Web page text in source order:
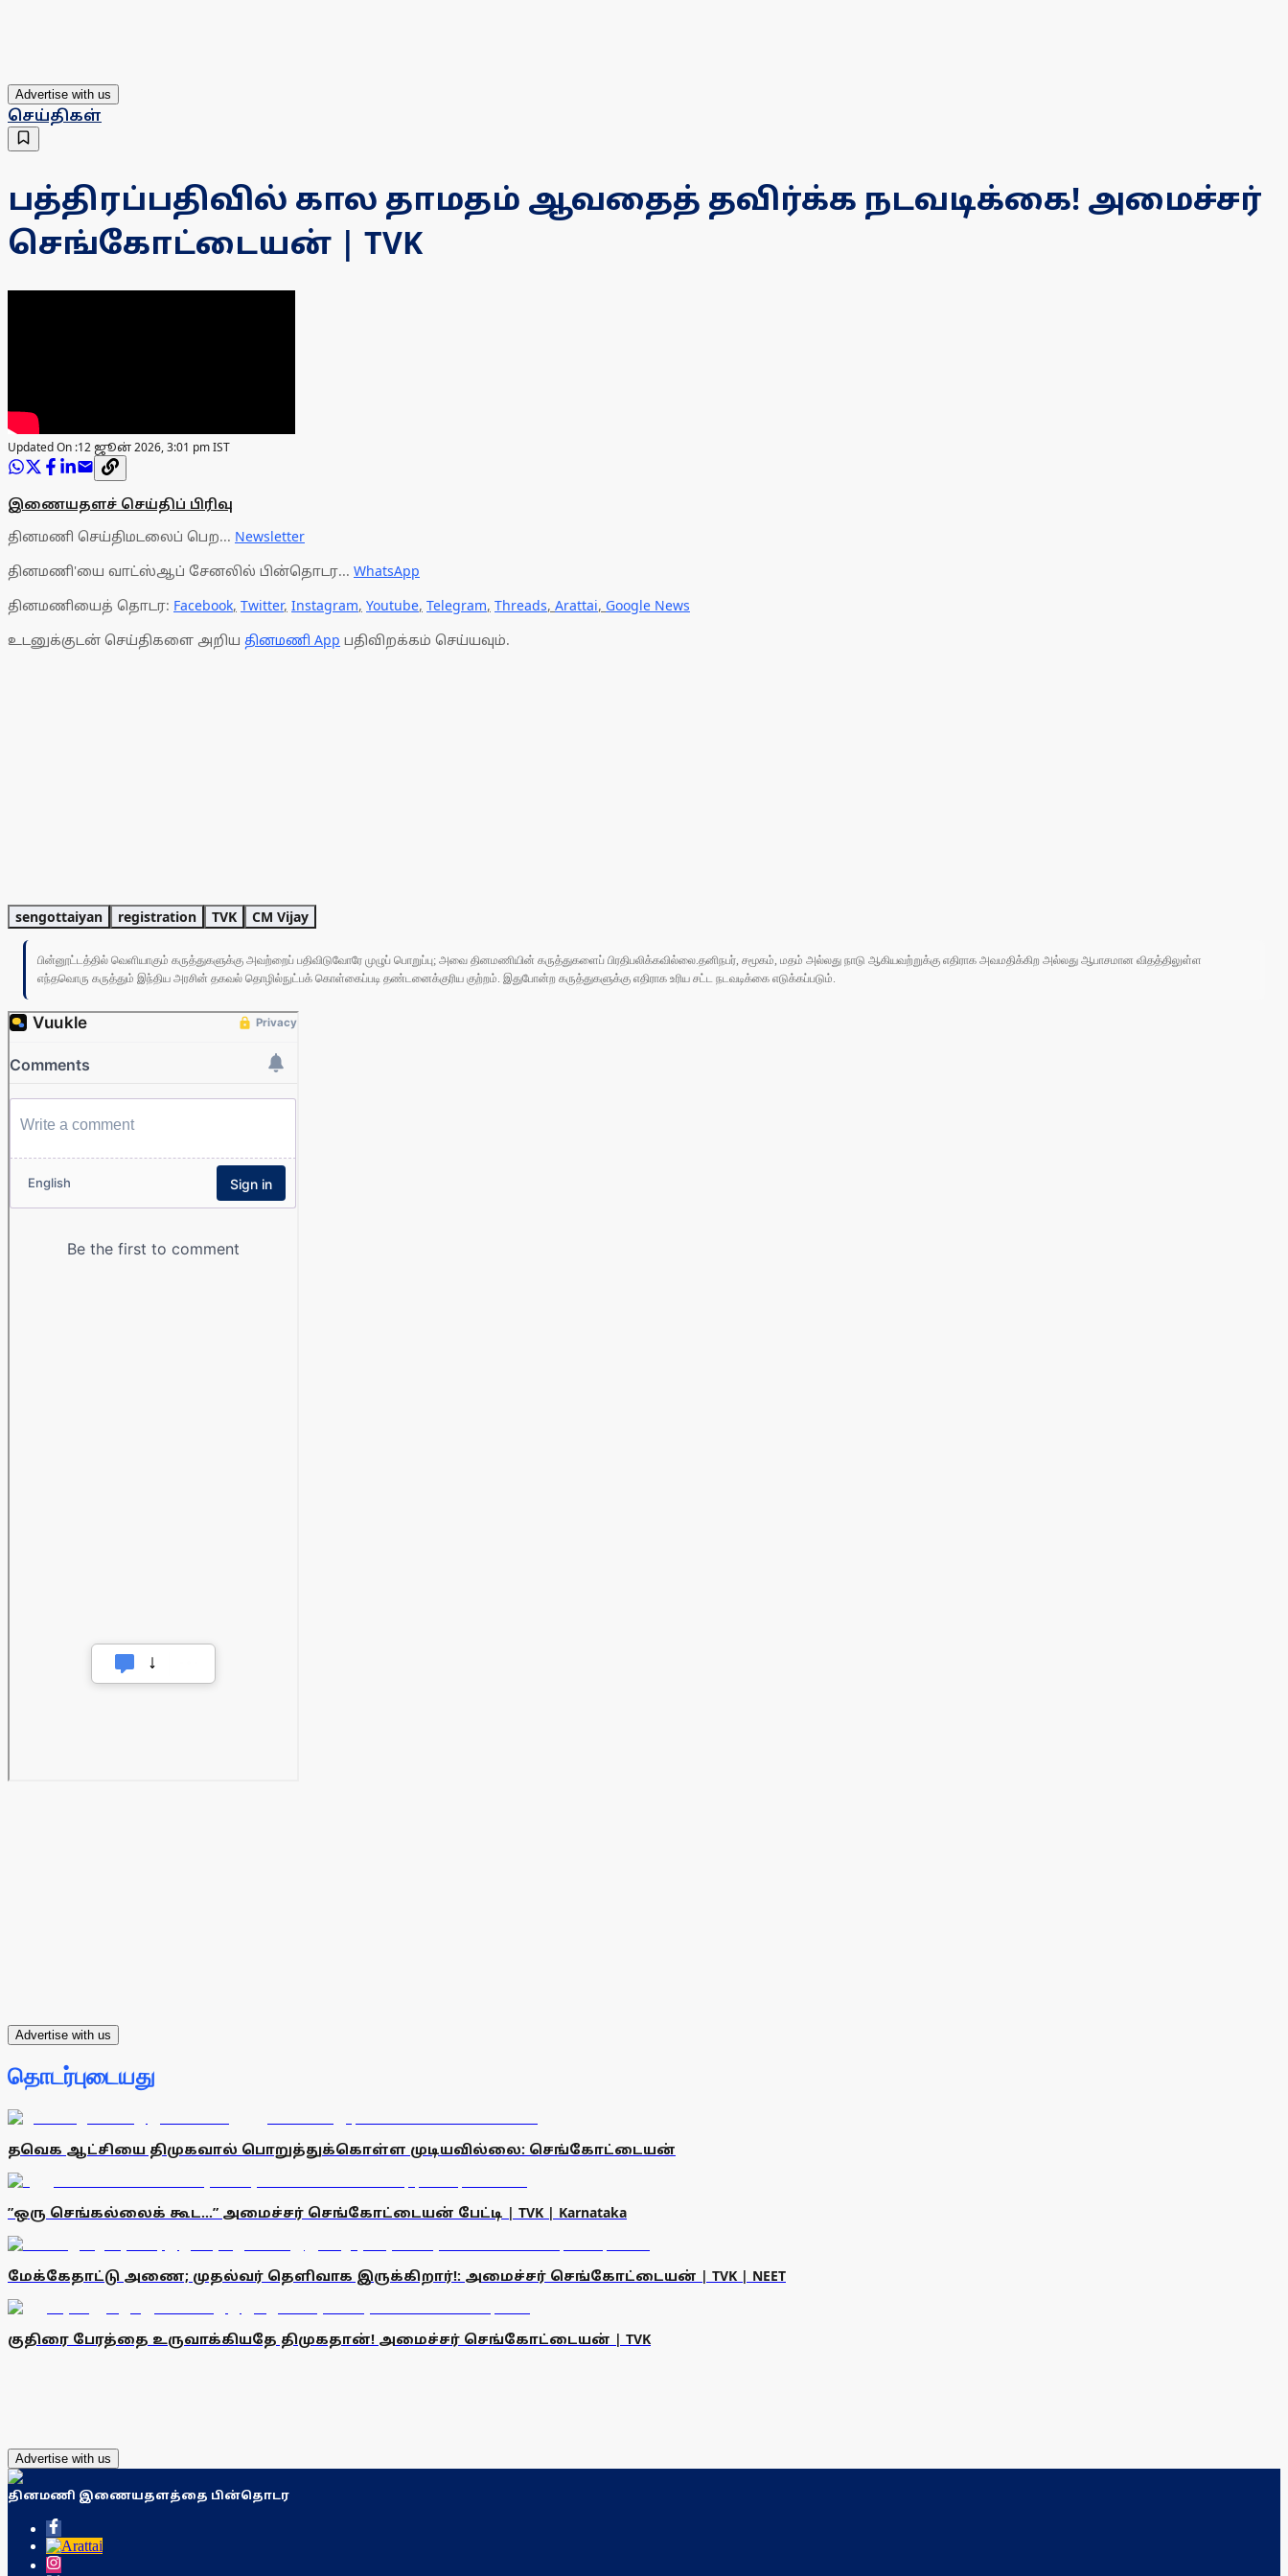
Advertise with us
செய்திகள்
பத்திரப்பதிவில் கால தாமதம் ஆவதைத் தவிர்க்க நடவடிக்கை! அமைச்சர்
செங்கோட்டையன் | TVK
Updated On :12 ஜூன் 2026, 3:01 pm IST
இணையதளச் செய்திப் பிரிவு
தினமணி செய்திமடலைப் பெற... Newsletter
தினமணி'யை வாட்ஸ்ஆப் சேனலில் பின்தொடர... WhatsApp
தினமணியைத் தொடர: Facebook, Twitter, Instagram, Youtube, Telegram, Threads, Arattai, Google News
உடனுக்குடன் செய்திகளை அறிய தினமணி App பதிவிறக்கம் செய்யவும்.
sengottaiyan registration TVK CM Vijay
பின்னூட்டத்தில் வெளியாகும் கருத்துகளுக்கு அவற்றைப் பதிவிடுவோரே முழுப் பொறுப்பு; அவை தினமணியின் கருத்துகளைப் பிரதிபலிக்கவில்லை.தனிநபர், சமூகம், மதம் அல்லது நாடு ஆகியவற்றுக்கு எதிராக அவமதிக்கிற அல்லது ஆபாசமான விதத்திலுள்ள
எந்தவொரு கருத்தும் இந்திய அரசின் தகவல் தொழில்நுட்பக் கொள்கைப்படி தண்டனைக்குரிய குற்றம். இதுபோன்ற கருத்துகளுக்கு எதிராக உரிய சட்ட நடவடிக்கை எடுக்கப்படும்.
Advertise with us
தொடர்புடையது
தவெக ஆட்சியை திமுகவால் பொறுத்துக்கொள்ள முடியவில்லை: செங்கோட்டையன்
”ஒரு செங்கல்லைக் கூட...” அமைச்சர் செங்கோட்டையன் பேட்டி | TVK | Karnataka
மேக்கேதாட்டு அணை; முதல்வர் தெளிவாக இருக்கிறார்!: அமைச்சர் செங்கோட்டையன் | TVK | NEET
குதிரை பேரத்தை உருவாக்கியதே திமுகதான்! அமைச்சர் செங்கோட்டையன் | TVK
Advertise with us
தினமணி இணையதளத்தை பின்தொடர